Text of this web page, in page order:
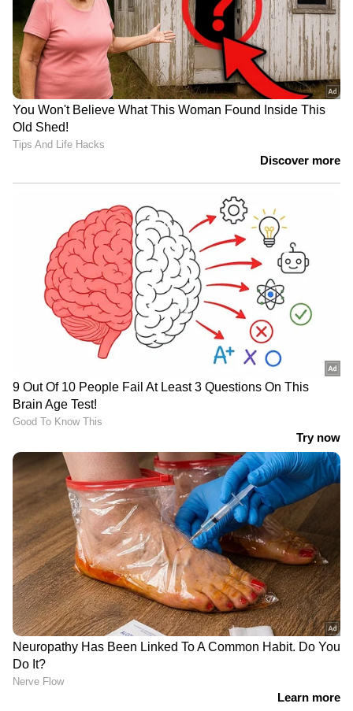
ജൂൺ 26- രാവിലെ- 1,03,840 രൂപ, വൈകീട്ട്-
1,04,680 രൂപ
ജൂൺ 25- 1,02,760 രൂപ| ഉച്ചയ്ക്ക്- 1,03,640 രൂപ
ജൂൺ 24- 1,05,840 രൂപ